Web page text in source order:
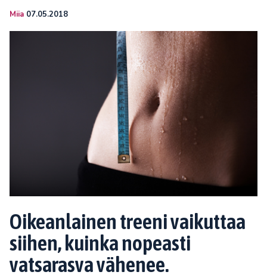
Miia 07.05.2018
Oikeanlainen treeni vaikuttaa
siihen, kuinka nopeasti
vatsarasva vähenee.